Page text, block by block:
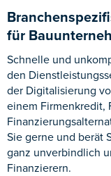
für
Schnelle und
den
der Digitalisierung
einem Firmenkredit,
Sie gerne und berät
ganz unverbindlich
Finanzierern.